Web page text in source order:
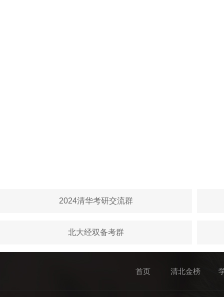
2024清华考研交流群
北大经双备考群
首页 清北金榜